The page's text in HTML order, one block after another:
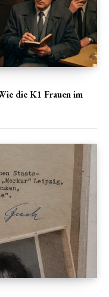
die K1 Frauen im